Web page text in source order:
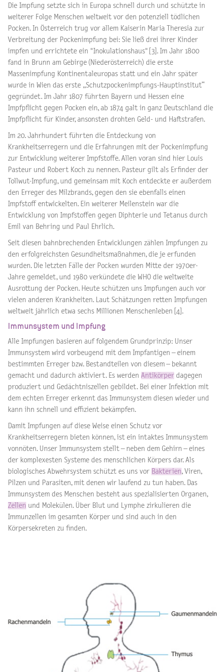
Die Impfung setzte sich in Europa schnell durch und schützte in
weiterer Folge Menschen weltweit vor den potenziell tödlichen
Pocken. In Österreich trug vor allem Kaiserin Maria Theresia zur
Verbreitung der Pockenimpfung bei: Sie ließ drei ihrer Kinder
impfen und errichtete ein "Inokulationshaus" [3]. Im Jahr 1800
fand in Brunn am Gebirge (Niederösterreich) die erste
Massenimpfung Kontinentaleuropas statt und ein Jahr später
wurde in Wien das erste „Schutzpockenimpfungs-Hauptinstitut“
gegründet. Im Jahr 1807 führten Bayern und Hessen eine
Impfpflicht gegen Pocken ein, ab 1874 galt in ganz Deutschland die
Impfpflicht für Kinder, ansonsten drohten Geld- und Haftstrafen.
Im 20. Jahrhundert führten die Entdeckung von
Krankheitserregern und die Erfahrungen mit der Pockenimpfung
zur Entwicklung weiterer Impfstoffe. Allen voran sind hier Louis
Pasteur und Robert Koch zu nennen. Pasteur gilt als Erfinder der
Tollwut-Impfung, und gemeinsam mit Koch entdeckte er außerdem
den Erreger des Milzbrands, gegen den sie ebenfalls einen
Impfstoff entwickelten. Ein weiterer Meilenstein war die
Entwicklung von Impfstoffen gegen Diphterie und Tetanus durch
Emil van Behring und Paul Ehrlich.
Seit diesen bahnbrechenden Entwicklungen zählen Impfungen zu
den erfolgreichsten Gesundheitsmaßnahmen, die je erfunden
wurden. Die letzten Fälle der Pocken wurden Mitte der 1970er-
Jahre gemeldet, und 1980 verkündete die WHO die weltweite
Ausrottung der Pocken. Heute schützen uns Impfungen auch vor
vielen anderen Krankheiten. Laut Schätzungen retten Impfungen
weltweit jährlich etwa sechs Millionen Menschenleben [4].
Immunsystem und Impfung
Alle Impfungen basieren auf folgendem Grundprinzip: Unser
Immunsystem wird vorbeugend mit dem Impfantigen – einem
bestimmten Erreger bzw. Bestandteilen von diesem – bekannt
gemacht und dadurch aktiviert. Es werden Antikörper dagegen
produziert und Gedächtniszellen gebildet. Bei einer Infektion mit
dem echten Erreger erkennt das Immunsystem diesen wieder und
kann ihn schnell und effizient bekämpfen.
Damit Impfungen auf diese Weise einen Schutz vor
Krankheitserregern bieten können, ist ein intaktes Immunsystem
vonnöten. Unser Immunsystem stellt – neben dem Gehirn – eines
der komplexesten Systeme des menschlichen Körpers dar. Als
biologisches Abwehrsystem schützt es uns vor Bakterien, Viren,
Pilzen und Parasiten, mit denen wir laufend zu tun haben. Das
Immunsystem des Menschen besteht aus spezialisierten Organen,
Zellen und Molekülen. Über Blut und Lymphe zirkulieren die
Immunzellen im gesamten Körper und sind auch in den
Körpersekreten zu finden.